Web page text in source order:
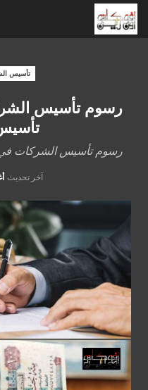
تأسيس
رسوم تأسيس
رسوم تأسيس الشركات
آخر تحديث